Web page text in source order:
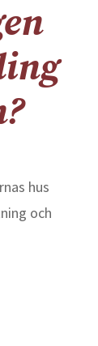
hus
och